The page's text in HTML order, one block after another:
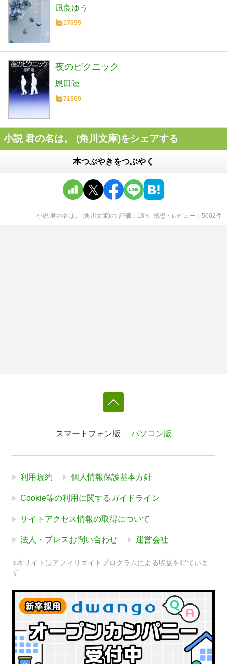
凪良ゆう
17095
夜のピクニック
恩田陸
71569
小説 君の名は。 (角川文庫)をシェアする
本つぶやきをつぶやく
小説 君の名は。 (角川文庫)の 評価 18 ％ 感想・レビュー 5002件
スマートフォン版 パソコン版
利用規約 個人情報保護基本方針
Cookie等の利用に関するガイドライン
サイトアクセス情報の取得について
法人・プレスお問い合わせ 運営会社
※本サイトはアフィリエイトプログラムによる収益を得ていま
す